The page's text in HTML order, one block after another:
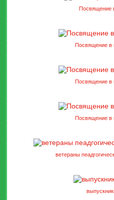
Посвящение
Посвящение в
Посвящение в
Посвящение в
ветераны